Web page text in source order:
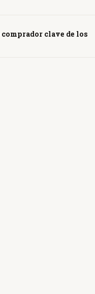
clave de los